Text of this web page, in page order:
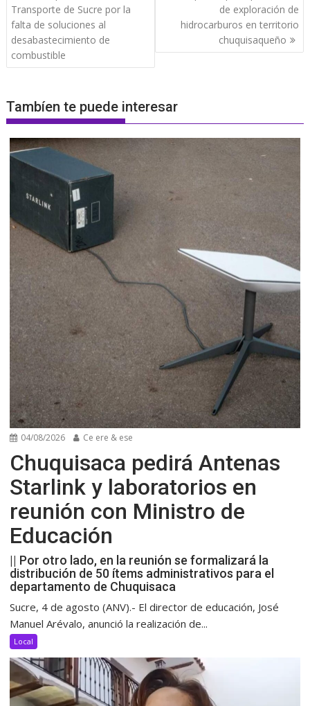
de
entradas
Transporte de Sucre por la
falta de soluciones al
desabastecimiento de
combustible
de exploración de
hidrocarburos en territorio
chuquisaqueño
Tambíen te puede interesar
04/08/2026 Ce ere & ese
Chuquisaca pedirá Antenas
Starlink y laboratorios en
reunión con Ministro de
Educación
|| Por otro lado, en la reunión se formalizará la
distribución de 50 ítems administrativos para el
departamento de Chuquisaca
Sucre, 4 de agosto (ANV).- El director de educación, José
Manuel Arévalo, anunció la realización de...
Local